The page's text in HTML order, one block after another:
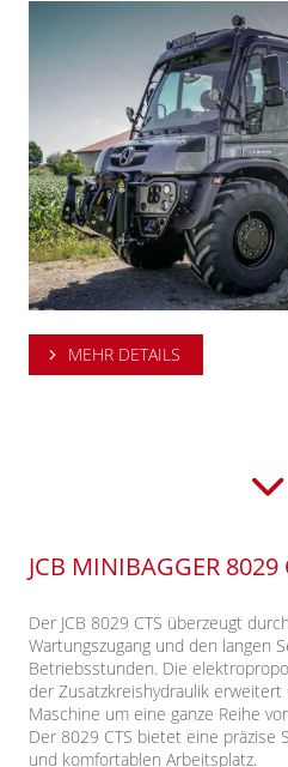
MEHR DETAILS
JCB MINIBAGGER 8029
Der JCB 8029 CTS überzeugt
Wartungszugang und den langen
Betriebsstunden. Die
der Zusatzkreishydraulik
Maschine um eine ganze Reihe
Der 8029 CTS bietet eine präzise
und komfortablen Arbeitsplatz.